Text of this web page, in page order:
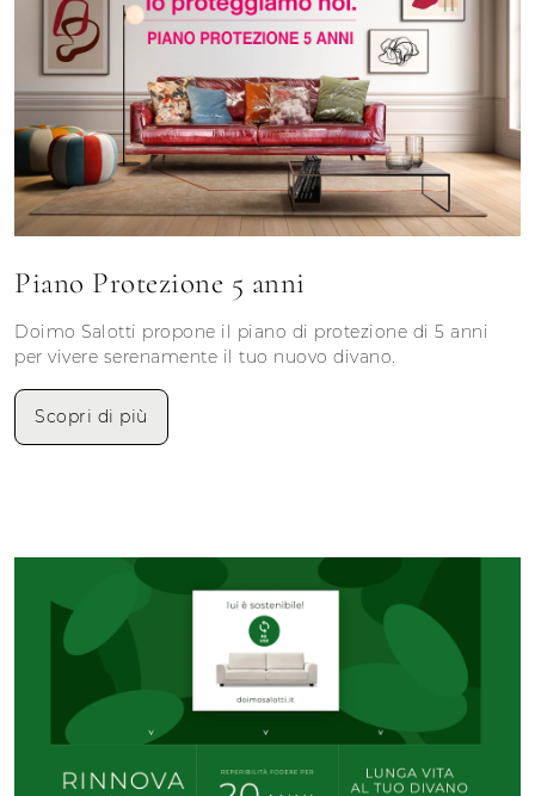
Piano Protezione 5 anni
Doimo Salotti propone il piano di protezione di 5 anni
per vivere serenamente il tuo nuovo divano.
Scopri di più